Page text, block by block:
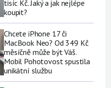
tisíc Kč. Jaký a jak nejlépe
koupit?
Chcete iPhone 17 či
MacBook Neo? Od 349 Kč
měsíčně může být Váš.
Mobil Pohotovost spustila
unikátní službu